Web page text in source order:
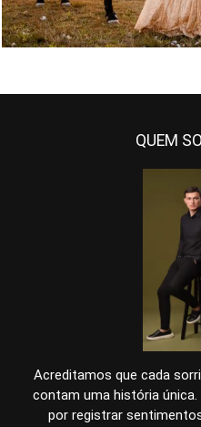
QUEM
Acreditamos que cada
contam uma história
por registrar